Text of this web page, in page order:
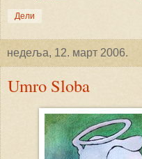
Дели
недеља, 12. март 2006.
Umro Sloba